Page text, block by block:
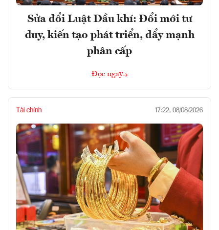
Sửa đổi Luật Dầu khí: Đổi mới tư
duy, kiến tạo phát triển, đẩy mạnh
phân cấp
Đọc ngay
Tài chính 17:22, 08/08/2026